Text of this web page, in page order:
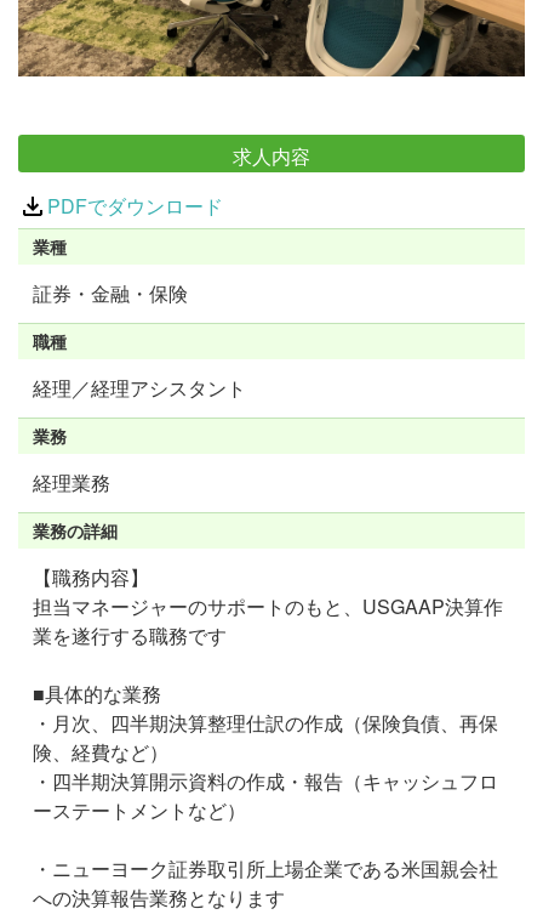
求人内容
PDFでダウンロード
業種
証券・金融・保険
職種
経理／経理アシスタント
業務
経理業務
業務の詳細
【職務内容】
担当マネージャーのサポートのもと、USGAAP決算作
業を遂行する職務です
■具体的な業務
・月次、四半期決算整理仕訳の作成（保険負債、再保
険、経費など）
・四半期決算開示資料の作成・報告（キャッシュフロ
ーステートメントなど）
・ニューヨーク証券取引所上場企業である米国親会社
への決算報告業務となります